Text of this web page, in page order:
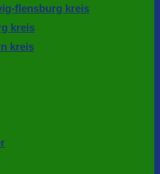
flensburg kreis
kreis
kreis